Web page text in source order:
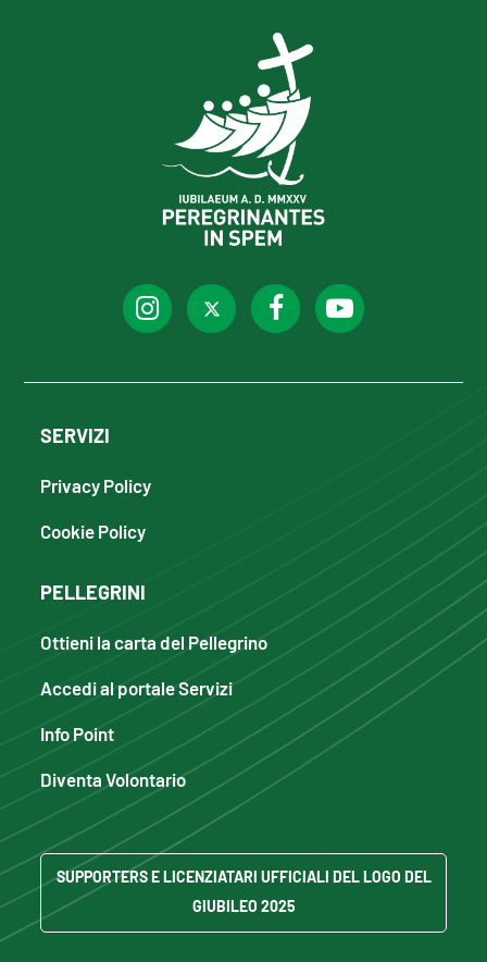
SERVIZI
Privacy Policy
Cookie Policy
PELLEGRINI
Ottieni la carta del Pellegrino
Accedi al portale Servizi
Info Point
Diventa Volontario
SUPPORTERS E LICENZIATARI UFFICIALI DEL LOGO DEL
GIUBILEO 2025